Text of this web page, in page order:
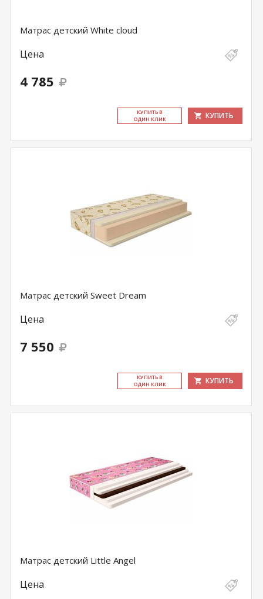
Матрас детский White cloud
Цена
4 785
КУ­ПИТЬ В
ОДИН КЛИК
КУПИТЬ
Матрас детский Sweet Dream
Цена
7 550
КУ­ПИТЬ В
ОДИН КЛИК
КУПИТЬ
Матрас детский Little Angel
Цена